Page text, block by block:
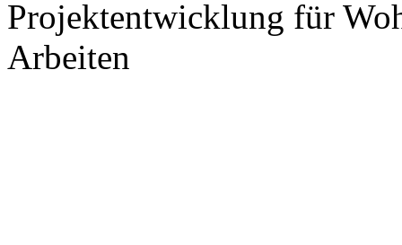
Projektentwicklung für
Arbeiten